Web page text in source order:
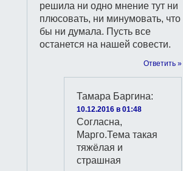
решила ни одно мнение тут ни
плюсовать, ни минумовать, что
бы ни думала. Пусть все
останется на нашей совести.
Ответить »
Тамара Баргина:
10.12.2016 в 01:48
Согласна,
Марго.Тема такая
тяжёлая и
страшная